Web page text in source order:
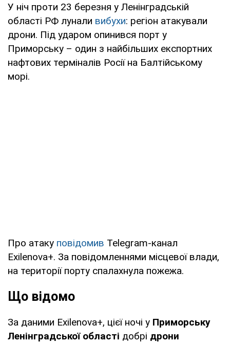
У ніч проти 23 березня у Ленінградській
області РФ лунали вибухи: регіон атакували
дрони. Під ударом опинився порт у
Приморську – один з найбільших експортних
нафтових терміналів Росії на Балтійському
морі.
Про атаку повідомив Telegram-канал
Exilenova+. За повідомленнями місцевої влади,
на території порту спалахнула пожежа.
Що відомо
За даними Exilenova+, цієї ночі у Приморську
Ленінградської області добрі дрони